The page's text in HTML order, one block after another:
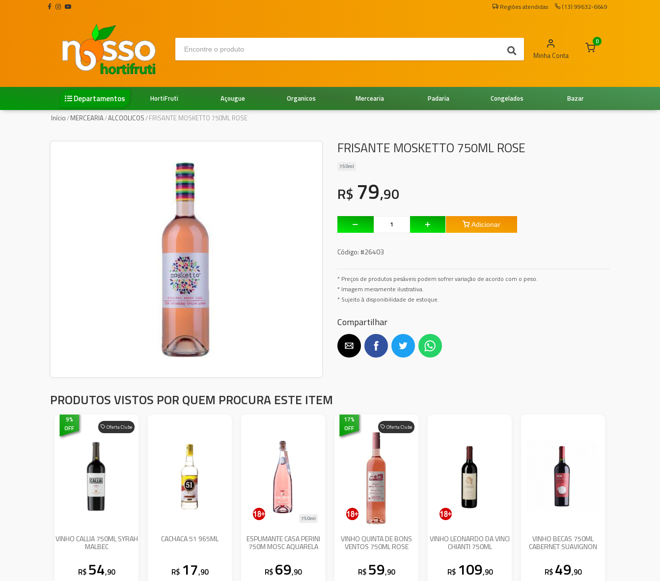
Regiões atendidas (13) 99632-6649
Minha Conta
0
Departamentos Bazar
Congelados
Padaria
Mercearia
Organicos
Açougue
HortiFruti
Início/MERCEARIA/ALCOOLICOS/FRISANTE MOSKETTO 750ML ROSE
FRISANTE MOSKETTO 750ML ROSE
750ml
R$ 79,90
Adicionar
Código:#26403
* Preços de produtos pesáveis podem sofrer variação de acordo com o peso.
* Imagem meramente ilustrativa.
* Sujeito à disponibilidade de estoque.
Compartilhar
PRODUTOS VISTOS POR QUEM PROCURA ESTE ITEM
Oferta Clube
9%
OFF
VINHO CALLIA 750ML SYRAH
MALBEC
R$ 54,90
CACHACA 51 965ML
R$ 17,90
ESPUMANTE CASA PERINI
750M MOSC AQUARELA
750ml
R$ 69,90
Oferta Clube
17%
OFF
VINHO QUINTA DE BONS
VENTOS 750ML ROSE
R$ 59,90
VINHO LEONARDO DA VINCI
CHIANTI 750ML
R$ 109,90
VINHO BECAS 750ML
CABERNET SUAVIGNON
R$ 49,90